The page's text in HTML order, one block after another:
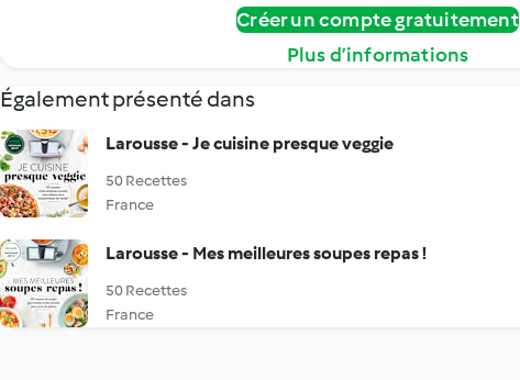
Créer un compte gratuitement
Plus d’informations
Également présenté dans
Larousse - Je cuisine presque veggie
50 Recettes
France
Larousse - Mes meilleures soupes repas !
50 Recettes
France